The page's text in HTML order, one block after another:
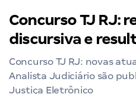
Concurso TJ RJ:
discursiva e
Concurso TJ RJ: novas
Analista Judiciário são
Justiça Eletrônico